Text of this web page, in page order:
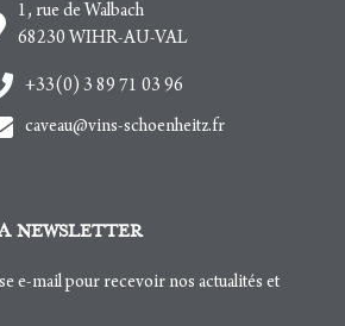
1, rue de Walbach
68230 WIHR-AU-VAL
+33(0) 3 89 71 03 96
caveau@vins-schoenheitz.fr
newsletter
e-mail pour recevoir nos actualités et